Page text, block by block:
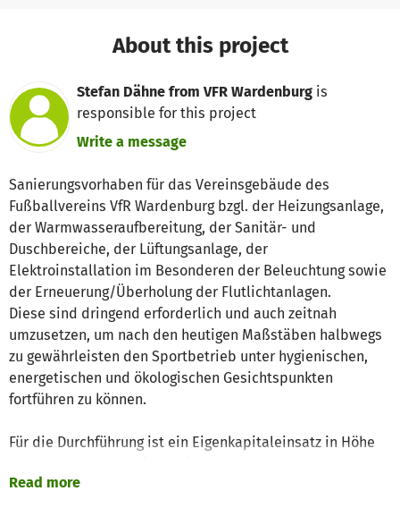
About this project
Stefan Dähne from VFR Wardenburg is
responsible for this project
Write a message
Sanierungsvorhaben für das Vereinsgebäude des
Fußballvereins VfR Wardenburg bzgl. der Heizungsanlage,
der Warmwasseraufbereitung, der Sanitär- und
Duschbereiche, der Lüftungsanlage, der
Elektroinstallation im Besonderen der Beleuchtung sowie
der Erneuerung/Überholung der Flutlichtanlagen.
Diese sind dringend erforderlich und auch zeitnah
umzusetzen, um nach den heutigen Maßstäben halbwegs
zu gewährleisten den Sportbetrieb unter hygienischen,
energetischen und ökologischen Gesichtspunkten
fortführen zu können.
Für die Durchführung ist ein Eigenkapitaleinsatz in Höhe
Read more